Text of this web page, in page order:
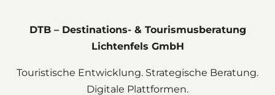
DTB – Destinations- & Tourismusberatung
Lichtenfels GmbH
Touristische Entwicklung. Strategische Beratung.
Digitale Plattformen.